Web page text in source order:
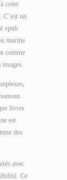
créer
C’est un
epub
marine
comme
images.
livres
est
des
avec
Ce